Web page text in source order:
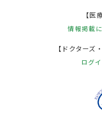
【医
情報掲載
【ドクターズ
ログ